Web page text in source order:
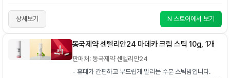
상세보기 N 스토어에서 보기
동국제약 센텔리안24 마데카 크림 스틱 10g, 1개
판매처: 동국제약 센텔리안24
- 휴대가 간편하고 부드럽게 발리는 수분 스틱밤입니다.